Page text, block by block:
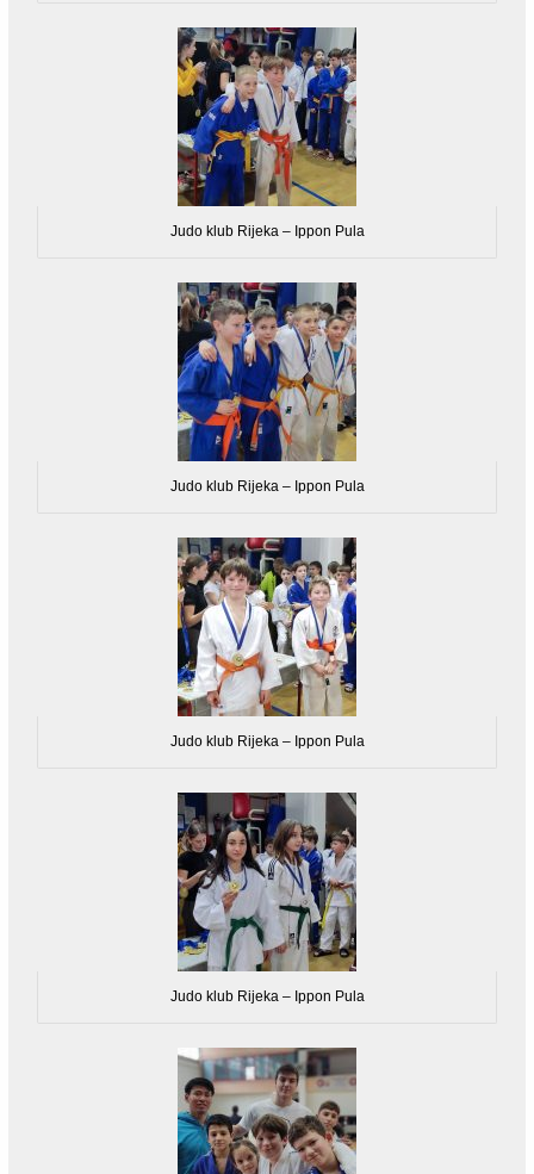
Judo klub Rijeka – Ippon Pula
Judo klub Rijeka – Ippon Pula
Judo klub Rijeka – Ippon Pula
Judo klub Rijeka – Ippon Pula